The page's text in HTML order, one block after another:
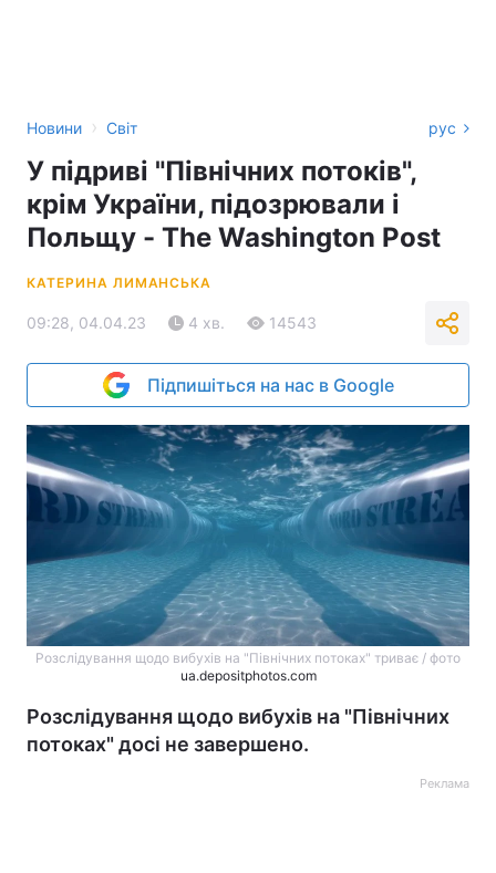
Новини › Світ рус
У підриві "Північних потоків",
крім України, підозрювали і
Польщу - The Washington Post
КАТЕРИНА ЛИМАНСЬКА
09:28, 04.04.23 4 хв. 14543
Підпишіться на нас в Google
Розслідування щодо вибухів на "Північних потоках" триває / фото
ua.depositphotos.com
Розслідування щодо вибухів на "Північних
потоках" досі не завершено.
Реклама